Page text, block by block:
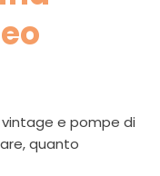
e pompe di
quanto